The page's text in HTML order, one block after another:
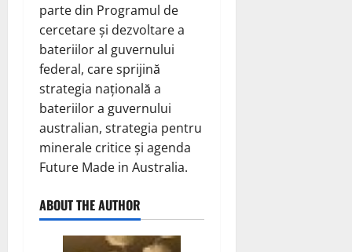
parte din Programul de
cercetare și dezvoltare a
bateriilor al guvernului
federal, care sprijină
strategia națională a
bateriilor a guvernului
australian, strategia pentru
minerale critice și agenda
Future Made in Australia.
ABOUT THE AUTHOR